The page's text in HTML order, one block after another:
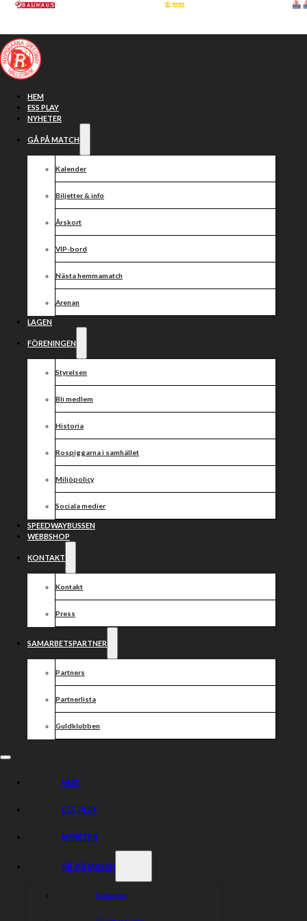
Hoppa till huvudinnehåll
HEM
ESS PLAY
NYHETER
GÅ PÅ MATCH
Kalender
Biljetter & info
Årskort
VIP-bord
Nästa hemmamatch
Arenan
LAGEN
FÖRENINGEN
Styrelsen
Bli medlem
Historia
Rospiggarna i samhället
Miljöpolicy
Sociala medier
SPEEDWAYBUSSEN
WEBBSHOP
KONTAKT
Kontakt
Press
SAMARBETSPARTNER
Partners
Partnerlista
Guldklubben
HEM
ESS PLAY
NYHETER
GÅ PÅ MATCH
Kalender
Hemmamatch
och fri entré